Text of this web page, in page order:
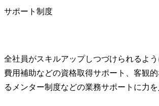
サポート制度
全社員がスキルアップしつづけられるよ
費用補助などの資格取得サポート、客観的
るメンター制度などの業務サポートに力を